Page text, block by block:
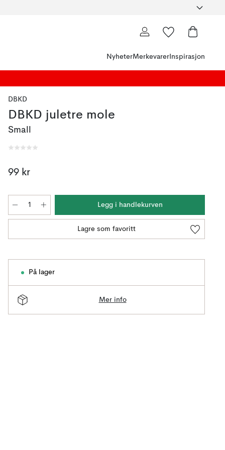
NyheterMerkevarer Inspirasjon
DBKD
DBKD juletre mole
Small
99 kr
Legg i handlekurven
Lagre som favoritt
På lager
Mer info